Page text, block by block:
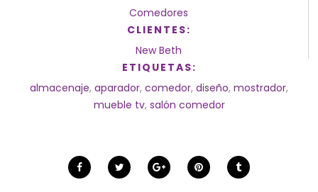
Comedores
CLIENTES:
New Beth
ETIQUETAS:
almacenaje, aparador, comedor, diseño, mostrador,
mueble tv, salón comedor